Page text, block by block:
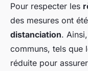
Pour respecter les
des mesures ont
distanciation.
communs, tels que
réduite pour